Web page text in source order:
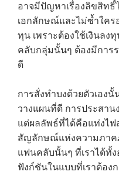
อาจมีปัญหาเรื่องลิขสิทธิ์
เอกลักษณ์และไม่ซ้ำใคร
ทุน เพราะต้องใช้เงินล
คลับกลุ่มนั้นๆ ต้องมีการ
ดี
การสั่งทำบงด้วยตัวเองนั้
วางแผนที่ดี การประสา
แต่ผลลัพธ์ที่ได้คือแท่งไฟ
สัญลักษณ์แห่งความภาค
แฟนคลับนั้นๆ ที่เราได้ทั้
ฟังก์ชันในแบบที่เราต้อง